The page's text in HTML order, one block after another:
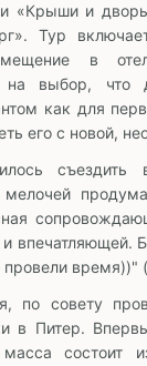
«Крыши и
Тур
в
на выбор, что
как для
его с новой,
и впечатляющей.
время))"
по совету
в Питер.
состоит